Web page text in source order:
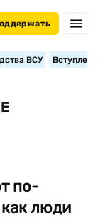
ВСУ
по-
люди